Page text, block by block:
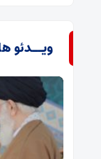
ویــدئو